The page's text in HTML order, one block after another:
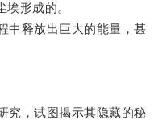
形成的。
释放出巨大的能量，甚
，试图揭示其隐藏的秘